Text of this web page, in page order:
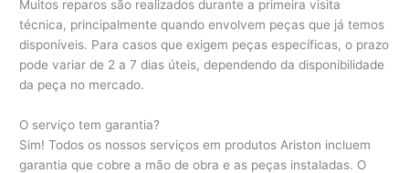
Muitos reparos são realizados durante a primeira visita
técnica, principalmente quando envolvem peças que já temos
disponíveis. Para casos que exigem peças específicas, o prazo
pode variar de 2 a 7 dias úteis, dependendo da disponibilidade
da peça no mercado.
O serviço tem garantia?
Sim! Todos os nossos serviços em produtos Ariston incluem
garantia que cobre a mão de obra e as peças instaladas. O